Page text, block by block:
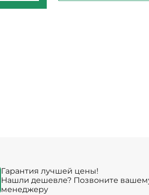
Гарантия лучшей цены!
Нашли дешевле? Позвоните
менеджеру